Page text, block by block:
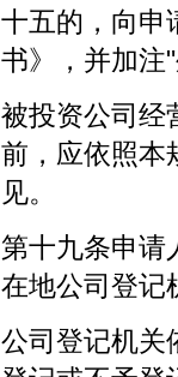
十五的，向申
书》，并加注
被投资公司经
前，应依照本
见。
第十九条申请
在地公司登记
公司登记机关